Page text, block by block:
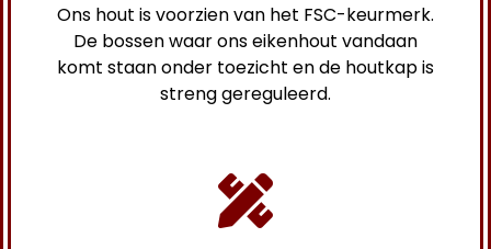
Ons hout is voorzien van het FSC-keurmerk.
De bossen waar ons eikenhout vandaan
komt staan onder toezicht en de houtkap is
streng gereguleerd.